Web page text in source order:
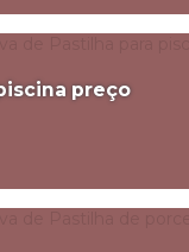
preço